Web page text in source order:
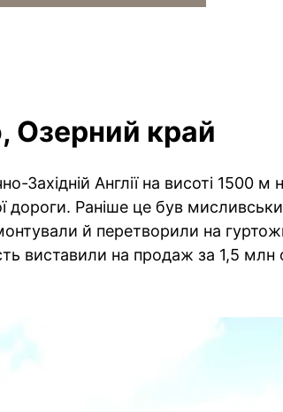
Озерний край
Західній Англії на висоті 1500 м
дороги. Раніше це був
й перетворили на
виставили на продаж за 1,5 млн